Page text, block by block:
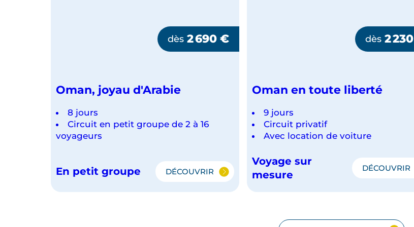
dès 2 690€
Oman, joyau d'Arabie
8 jours
Circuit en petit groupe de 2 à 16
voyageurs
En petit groupe DÉCOUVRIR
OMAN,
dès 2 230
Oman en toute liberté
9 jours
Circuit privatif
Avec location de voiture
Voyage sur
mesure
DÉCOUVRIR
OMAN
TOUTE